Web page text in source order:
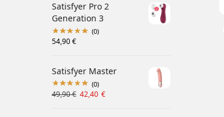
Satisfyer Pro 2
Generation 3
(0)
54,90€
Satisfyer Master
(0)
49,90€ 42,40 €